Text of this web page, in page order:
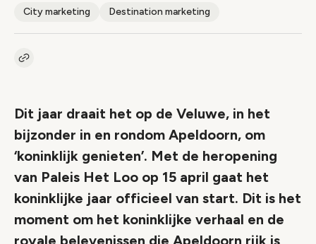
City marketing Destination marketing
Kopieer link naar artikel
Dit jaar draait het op de Veluwe, in het
bijzonder in en rondom Apeldoorn, om
‘koninklijk genieten’. Met de heropening
van Paleis Het Loo op 15 april gaat het
koninklijke jaar officieel van start. Dit is het
moment om het koninklijke verhaal en de
royale belevenissen die Apeldoorn rijk is